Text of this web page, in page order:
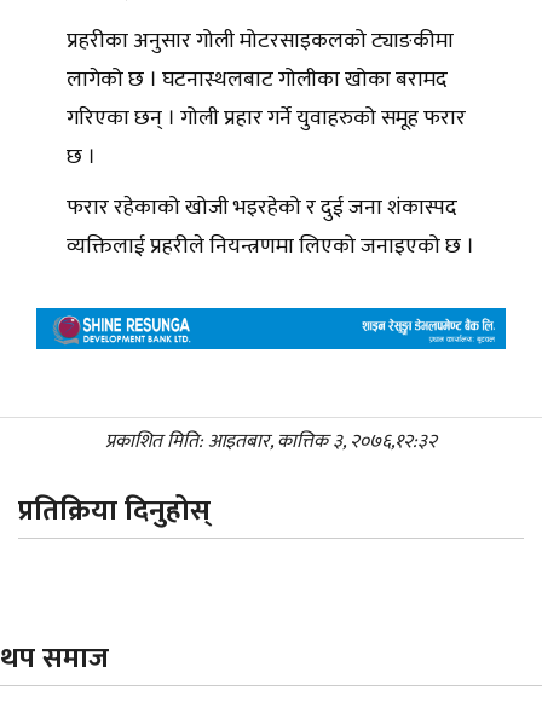
प्रहरीका अनुसार गोली मोटरसाइकलको ट्याङकीमा
लागेको छ । घटनास्थलबाट गोलीका खोका बरामद
गरिएका छन् । गोली प्रहार गर्ने युवाहरुको समूह फरार
छ ।
फरार रहेकाको खोजी भइरहेको र दुई जना शंकास्पद
व्यक्तिलाई प्रहरीले नियन्त्रणमा लिएको जनाइएको छ ।
प्रकाशित मिति: आइतबार, कात्तिक ३, २०७६,१२:३२
प्रतिक्रिया दिनुहोस्
थप समाज